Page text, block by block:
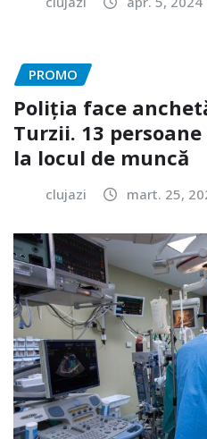
PROMO
Poliția face
Turzii. 13 persoane
la locul de muncă
clujazi mart. 25,